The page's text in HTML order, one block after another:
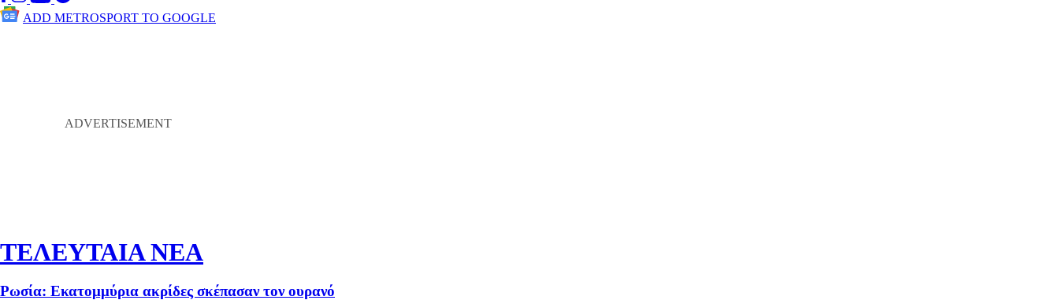
ADD METROSPORT TO GOOGLE
ΤΕΛΕΥΤΑΙΑ ΝΕΑ
Ρωσία: Εκατομμύρια ακρίδες σκέπασαν τον ουρανό